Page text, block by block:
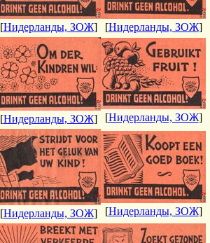
[Нидерланды, ЗОЖ] [Нидерланды, ЗОЖ]
[Нидерланды, ЗОЖ] [Нидерланды, ЗОЖ]
[Нидерланды, ЗОЖ] [Нидерланды, ЗОЖ]